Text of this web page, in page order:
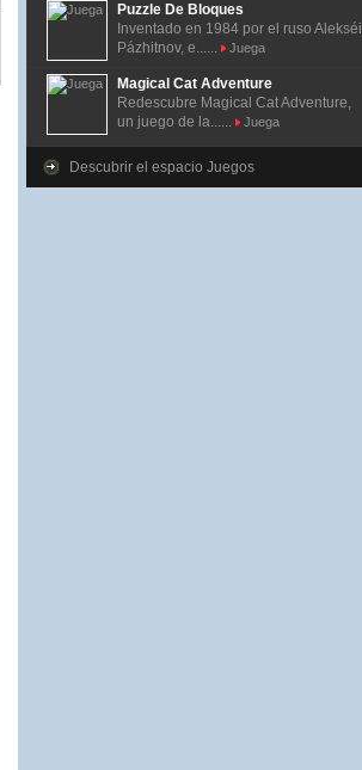
Puzzle De Bloques
Inventado en 1984 por el ruso Alekséi
Pázhitnov, e......
Juega
Magical Cat Adventure
Redescubre Magical Cat Adventure,
un juego de la......
Juega
Descubrir el espacio Juegos